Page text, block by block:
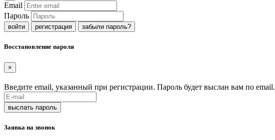
Email
Пароль
регистрация забыли пароль?
Восстановление пароля
×
Введите email, указанный при регистрации. Пароль будет выслан вам по email.
Заявка на звонок